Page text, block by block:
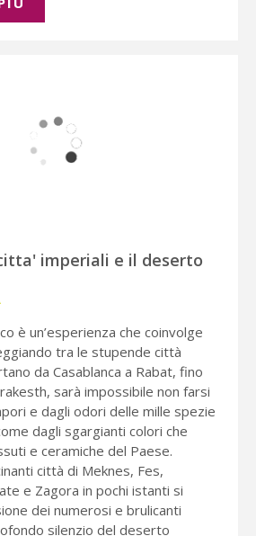
imperiali e il deserto
è un’esperienza che coinvolge
tra le stupende città
da Casablanca a Rabat, fino
sarà impossibile non farsi
e dagli odori delle mille spezie
dagli sgargianti colori che
e ceramiche del Paese.
città di Meknes, Fes,
e Zagora in pochi istanti si
dei numerosi e brulicanti
silenzio del deserto